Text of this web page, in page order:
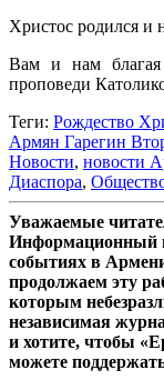
Христос родился и
Вам и нам благая
проповеди
Теги: Рождество
Армян Гарегин
Новости, новости
Диаспора,
Уважаемые
Информационный
событиях в
продолжаем эту
которым
независимая
и хотите, чтобы
можете